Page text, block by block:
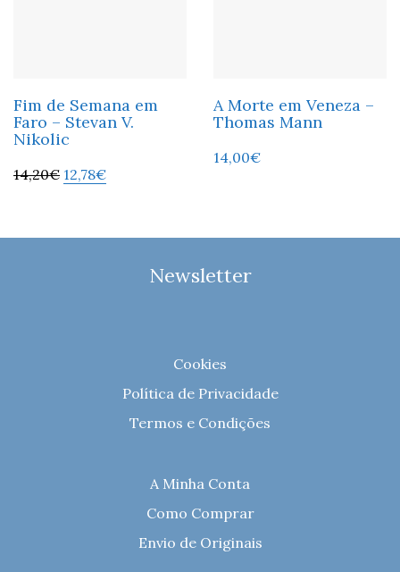
Fim de Semana em
Faro – Stevan V.
Nikolic
14,20€ 12,78€
A Morte em Veneza –
Thomas Mann
14,00€
Newsletter
Cookies
Política de Privacidade
Termos e Condições
A Minha Conta
Como Comprar
Envio de Originais